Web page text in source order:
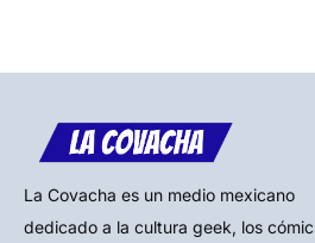
La Covacha es un medio mexicano
dedicado a la cultura geek, los